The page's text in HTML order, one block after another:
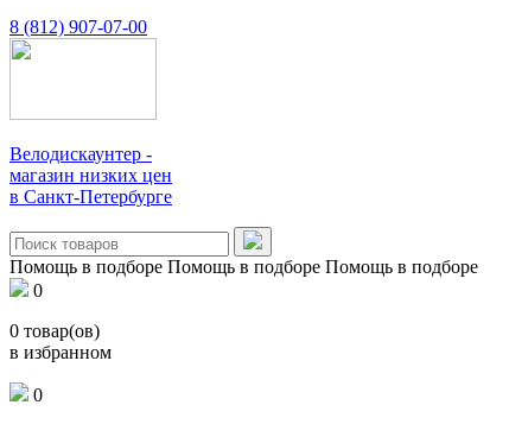
8 (812) 907-07-00
Велодискаунтер -
магазин низких цен
в Санкт-Петербурге
Помощь в подборе Помощь в подборе Помощь в подборе
0
0 товар(ов)
в избранном
0